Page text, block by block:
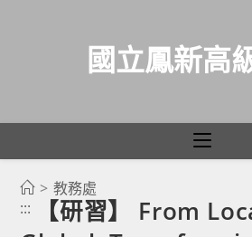
國立鳳新高
> 教務處
:::
【研習】 From